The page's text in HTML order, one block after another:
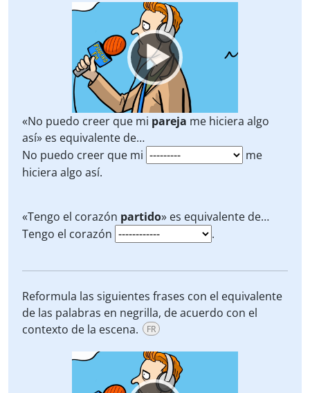
Video
«No puedo creer que mi pareja me hiciera algo
así» es equivalente de…
No puedo creer que mi
me
hiciera algo así.
«Tengo el corazón partido» es equivalente de…
Tengo el corazón
.
Reformula las siguientes frases con el equivalente
de las palabras en negrilla, de acuerdo con el
contexto de la escena.
FR
Video